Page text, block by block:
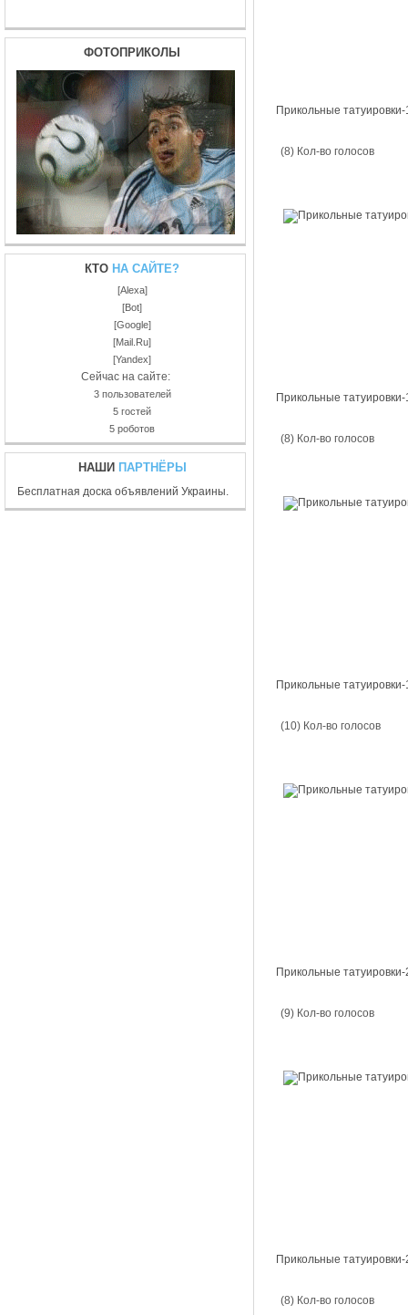
ФОТОПРИКОЛЫ
КТО НА САЙТЕ?
[Alexa]
[Bot]
[Google]
[Mail.Ru]
[Yandex]
Сейчас на сайте:
3 пользователей
5 гостей
5 роботов
НАШИ ПАРТНЁРЫ
Бесплатная доска объявлений Украины.
Прикольные татуировки-
(8) Кол-во голосов
Прикольные татуировки-
(8) Кол-во голосов
Прикольные татуировки-
(10) Кол-во голосов
Прикольные татуировки-
(9) Кол-во голосов
Прикольные татуировки-
(8) Кол-во голосов